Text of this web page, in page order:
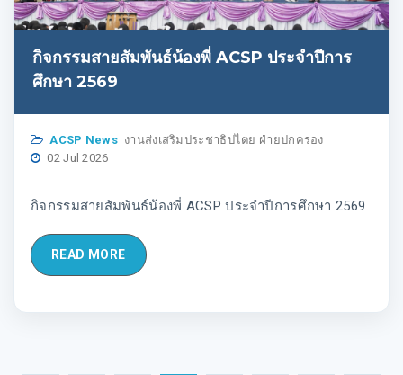
กิจกรรมสายสัมพันธ์น้องพี่ ACSP ประจำปีการ
ศึกษา 2569
ACSP News งานส่งเสริมประชาธิปไตย ฝ่ายปกครอง
02 Jul 2026
กิจกรรมสายสัมพันธ์น้องพี่ ACSP ประจำปีการศึกษา 2569
READ MORE